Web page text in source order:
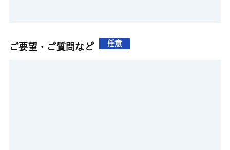
ご要望・ご質問など 任意